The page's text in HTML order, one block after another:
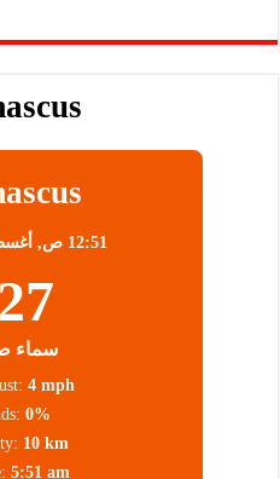
12:51 ص,
27
سماء
4 mph
0%
10 km
5:51 am